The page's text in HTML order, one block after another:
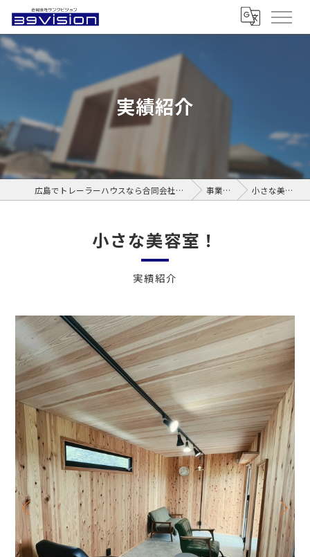
実績紹介
広島でトレーラーハウスなら合同会社サンクビジョン 事業内容 小さな美容室！
実績紹介
小さな美容室！